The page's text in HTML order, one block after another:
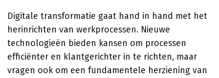
Digitale transformatie gaat hand in hand met het
herinrichten van werkprocessen. Nieuwe
technologieën bieden kansen om processen
efficiënter en klantgerichter in te richten, maar
vragen ook om een fundamentele herziening van